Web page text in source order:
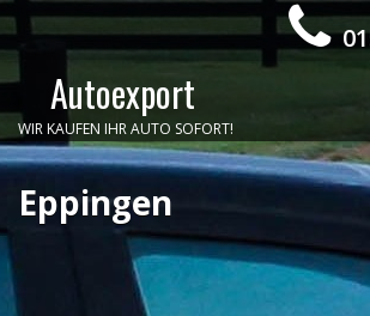
Autoexport
WIR KAUFEN IHR AUTO SOFORT!
Eppingen